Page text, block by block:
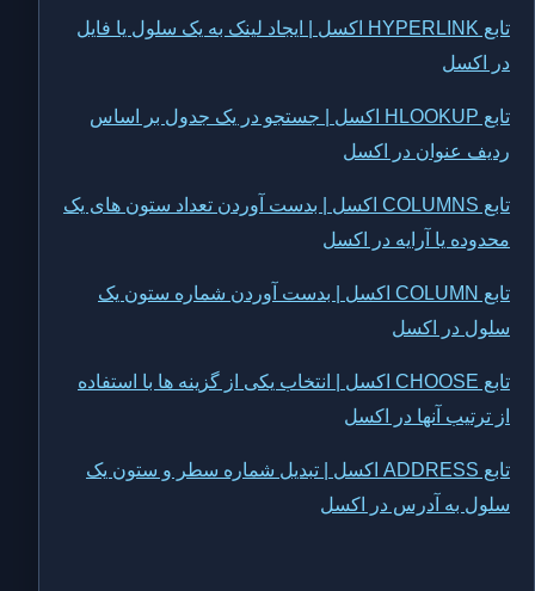
تابع HYPERLINK اکسل | ایجاد لینک به یک سلول یا فایل
در اکسل
تابع HLOOKUP اکسل | جستجو در یک جدول بر اساس
ردیف عنوان در اکسل
تابع COLUMNS اکسل | بدست آوردن تعداد ستون های یک
محدوده یا آرایه در اکسل
تابع COLUMN اکسل | بدست آوردن شماره ستون یک
سلول در اکسل
تابع CHOOSE اکسل | انتخاب یکی از گزینه ها با استفاده
از ترتیب آنها در اکسل
تابع ADDRESS اکسل | تبدیل شماره سطر و ستون یک
سلول به آدرس در اکسل